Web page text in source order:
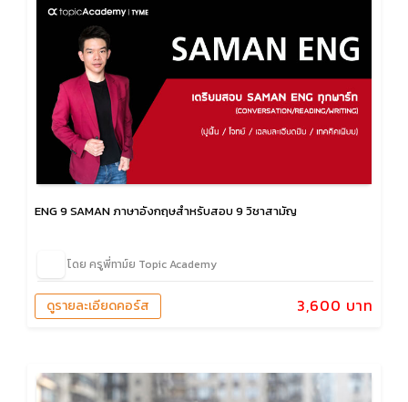
ENG 9 SAMAN ภาษาอังกฤษสำหรับสอบ 9 วิชาสามัญ
โดย ครูพี่ทาม์ย Topic Academy
3,600 บาท
ดูรายละเอียดคอร์ส